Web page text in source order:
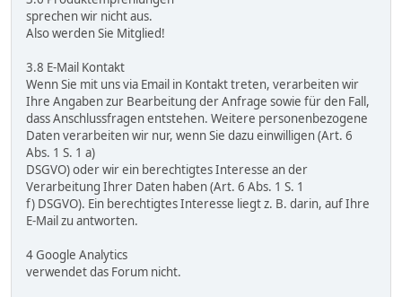
sprechen wir nicht aus.
Also werden Sie Mitglied!
3.8 E-Mail Kontakt
Wenn Sie mit uns via Email in Kontakt treten, verarbeiten wir
Ihre Angaben zur Bearbeitung der Anfrage sowie für den Fall,
dass Anschlussfragen entstehen. Weitere personenbezogene
Daten verarbeiten wir nur, wenn Sie dazu einwilligen (Art. 6
Abs. 1 S. 1 a)
DSGVO) oder wir ein berechtigtes Interesse an der
Verarbeitung Ihrer Daten haben (Art. 6 Abs. 1 S. 1
f) DSGVO). Ein berechtigtes Interesse liegt z. B. darin, auf Ihre
E-Mail zu antworten.
4 Google Analytics
verwendet das Forum nicht.